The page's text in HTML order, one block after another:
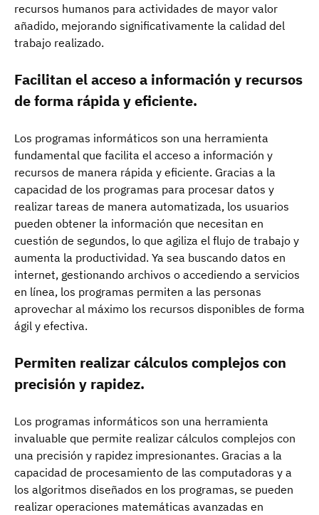
recursos humanos para actividades de mayor valor
añadido, mejorando significativamente la calidad del
trabajo realizado.
Facilitan el acceso a información y recursos
de forma rápida y eficiente.
Los programas informáticos son una herramienta
fundamental que facilita el acceso a información y
recursos de manera rápida y eficiente. Gracias a la
capacidad de los programas para procesar datos y
realizar tareas de manera automatizada, los usuarios
pueden obtener la información que necesitan en
cuestión de segundos, lo que agiliza el flujo de trabajo y
aumenta la productividad. Ya sea buscando datos en
internet, gestionando archivos o accediendo a servicios
en línea, los programas permiten a las personas
aprovechar al máximo los recursos disponibles de forma
ágil y efectiva.
Permiten realizar cálculos complejos con
precisión y rapidez.
Los programas informáticos son una herramienta
invaluable que permite realizar cálculos complejos con
una precisión y rapidez impresionantes. Gracias a la
capacidad de procesamiento de las computadoras y a
los algoritmos diseñados en los programas, se pueden
realizar operaciones matemáticas avanzadas en